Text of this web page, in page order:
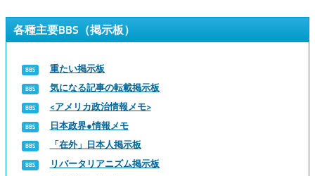
各種主要BBS（掲示板）
重たい掲示板
気になる記事の転載掲示板
<アメリカ政治情報メモ>
日本政界●情報メモ
「在外」日本人掲示板
リバータリアニズム掲示板